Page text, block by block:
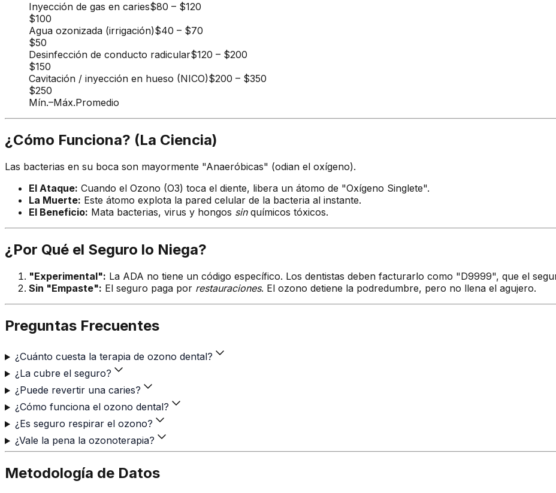
Inyección de gas en caries$80 – $120
$100
Agua ozonizada (irrigación)$40 – $70
$50
Desinfección de conducto radicular$120 – $200
$150
Cavitación / inyección en hueso (NICO)$200 – $350
$250
Mín.–Máx.Promedio
¿Cómo Funciona? (La Ciencia)
Las bacterias en su boca son mayormente "Anaeróbicas" (odian el oxígeno).
El Ataque: Cuando el Ozono (O3) toca el diente, libera un átomo de "Oxígeno Singlete".
La Muerte: Este átomo explota la pared celular de la bacteria al instante.
El Beneficio: Mata bacterias, virus y hongos sinquímicos tóxicos.
¿Por Qué el Seguro lo Niega?
"Experimental": La ADA no tiene un código específico. Los dentistas deben facturarlo como "D9999", que el
Sin "Empaste": El seguro paga por restauraciones. El ozono detiene la podredumbre, pero no llena el agujero.
Preguntas Frecuentes
¿Cuánto cuesta la terapia de ozono dental?
¿La cubre el seguro?
¿Puede revertir una caries?
¿Cómo funciona el ozono dental?
¿Es seguro respirar el ozono?
¿Vale la pena la ozonoterapia?
Metodología de Datos